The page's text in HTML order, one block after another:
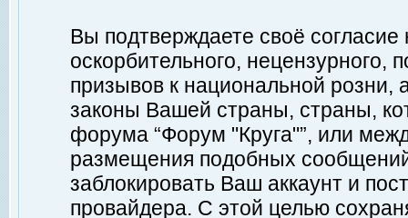
Вы подтверждаете своё
оскорбительного, нецензурного,
призывов к национальной
законы Вашей страны, страны,
форума “Форум "Круга"”, или
размещения подобных
заблокировать Ваш аккаунт и
провайдера. С этой целью